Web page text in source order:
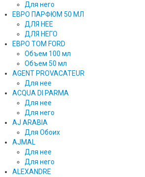
Для него
ЕВРО ПАРФЮМ 50 МЛ
ДЛЯ НЕЕ
ДЛЯ НЕГО
ЕВРО TOM FORD
Объем 100 мл
Объем 50 мл
AGENT PROVACATEUR
Для нее
ACQUA DI PARMA
Для нее
Для него
AJ ARABIA
Для Обоих
AJMAL
Для нее
Для него
ALEXANDRE